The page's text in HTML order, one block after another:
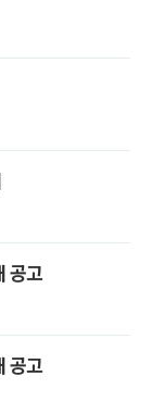
공고
공고